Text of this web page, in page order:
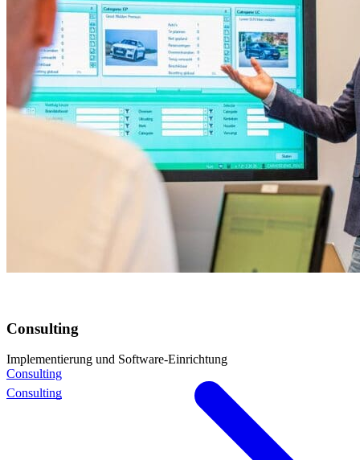
Consulting
Implementierung und Software-Einrichtung
Consulting